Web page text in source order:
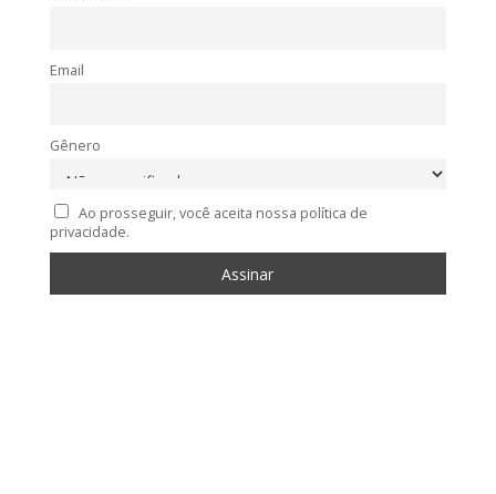
Email
Gênero
Ao prosseguir, você aceita nossa política de
privacidade.